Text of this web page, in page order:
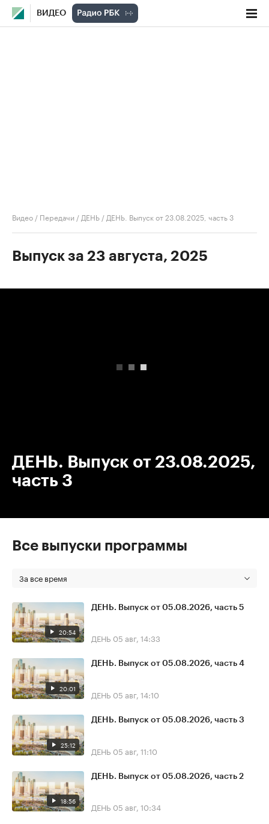
ВИДЕО
Видео / Передачи / ДЕНЬ / ДЕНЬ. Выпуск от 23.08.2025, часть 3
Выпуск за 23 августа, 2025
ДЕНЬ. Выпуск от 23.08.2025,
часть 3
Все выпуски программы
За все время
20:54
ДЕНЬ. Выпуск от 05.08.2026, часть 5
ДЕНЬ 05 авг, 14:33
20:01
ДЕНЬ. Выпуск от 05.08.2026, часть 4
ДЕНЬ 05 авг, 14:10
25:12
ДЕНЬ. Выпуск от 05.08.2026, часть 3
ДЕНЬ 05 авг, 11:10
18:56
ДЕНЬ. Выпуск от 05.08.2026, часть 2
ДЕНЬ 05 авг, 10:34